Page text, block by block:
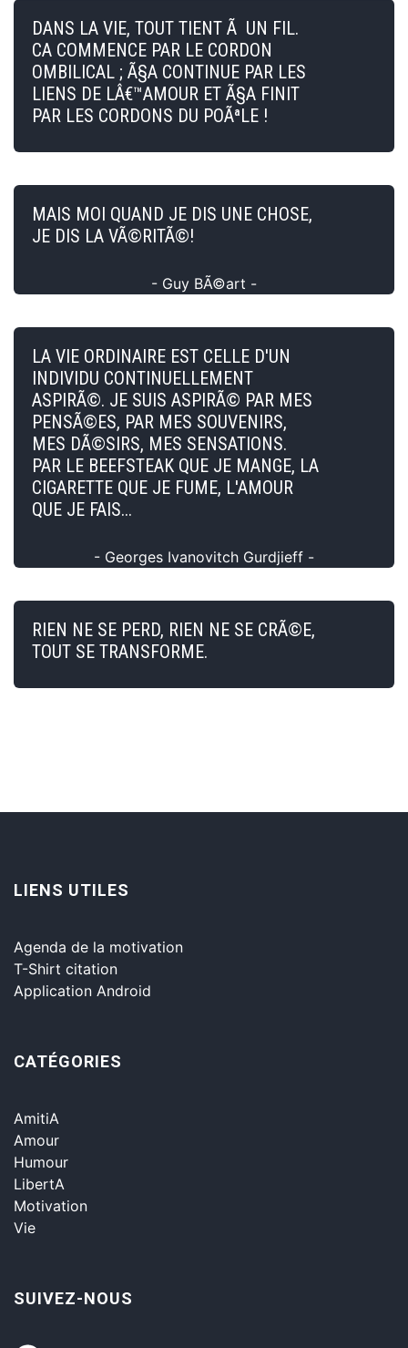
DANS LA VIE, TOUT TIENT Ã UN FIL.
CA COMMENCE PAR LE CORDON
OMBILICAL ; Ã§A CONTINUE PAR LES
LIENS DE LÂ€™AMOUR ET Ã§A FINIT
PAR LES CORDONS DU POÃªLE !
MAIS MOI QUAND JE DIS UNE CHOSE,
JE DIS LA VÃ©RITÃ©!
- Guy BÃ©art -
LA VIE ORDINAIRE EST CELLE D'UN
INDIVIDU CONTINUELLEMENT
ASPIRÃ©. JE SUIS ASPIRÃ© PAR MES
PENSÃ©ES, PAR MES SOUVENIRS,
MES DÃ©SIRS, MES SENSATIONS.
PAR LE BEEFSTEAK QUE JE MANGE, LA
CIGARETTE QUE JE FUME, L'AMOUR
QUE JE FAIS...
- Georges Ivanovitch Gurdjieff -
RIEN NE SE PERD, RIEN NE SE CRÃ©E,
TOUT SE TRANSFORME.
LIENS UTILES
Agenda de la motivation
T-Shirt citation
Application Android
CATÉGORIES
AmitiA
Amour
Humour
LibertA
Motivation
Vie
SUIVEZ-NOUS